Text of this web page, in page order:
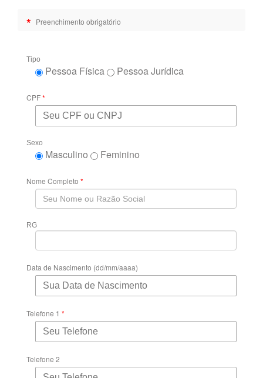
* Preenchimento obrigatório
Tipo
Pessoa Física Pessoa Jurídica
CPF*
Sexo
Masculino Feminino
Nome Completo *
RG
Data de Nascimento (dd/mm/aaaa)
Telefone 1 *
Telefone 2